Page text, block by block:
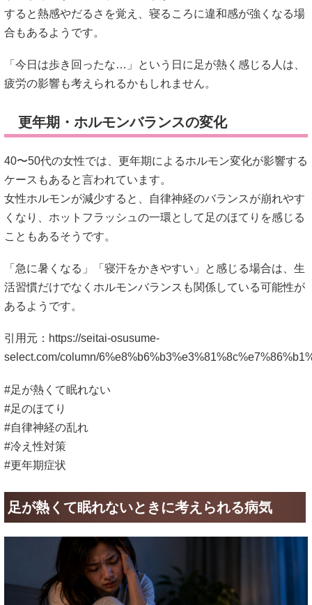
すると熱感やだるさを覚え、寝るころに違和感が強くなる場
合もあるようです。
「今日は歩き回ったな…」という日に足が熱く感じる人は、
疲労の影響も考えられるかもしれません。
更年期・ホルモンバランスの変化
40〜50代の女性では、更年期によるホルモン変化が影響する
ケースもあると言われています。
女性ホルモンが減少すると、自律神経のバランスが崩れやす
くなり、ホットフラッシュの一環として足のほてりを感じる
こともあるそうです。
「急に暑くなる」「寝汗をかきやすい」と感じる場合は、生
活習慣だけでなくホルモンバランスも関係している可能性が
あるようです。
引用元： https://seitai-osusume-
select.com/column/
#足が熱くて眠れない
#足のほてり
#自律神経の乱れ
#冷え性対策
#更年期症状
足が熱くて眠れないときに考えられる病気